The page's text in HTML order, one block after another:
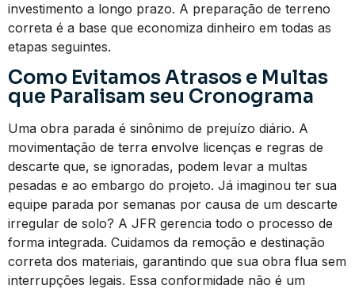
investimento a longo prazo. A preparação de terreno
correta é a base que economiza dinheiro em todas as
etapas seguintes.
Como Evitamos Atrasos e Multas
que Paralisam seu Cronograma
Uma obra parada é sinônimo de prejuízo diário. A
movimentação de terra envolve licenças e regras de
descarte que, se ignoradas, podem levar a multas
pesadas e ao embargo do projeto. Já imaginou ter sua
equipe parada por semanas por causa de um descarte
irregular de solo? A JFR gerencia todo o processo de
forma integrada. Cuidamos da remoção e destinação
correta dos materiais, garantindo que sua obra flua sem
interrupções legais. Essa conformidade não é um